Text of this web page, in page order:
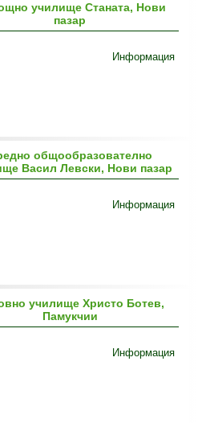
училище Станата, Нови
пазар
Информация
общообразователно
Васил Левски, Нови пазар
Информация
училище Христо Ботев,
Памукчии
Информация